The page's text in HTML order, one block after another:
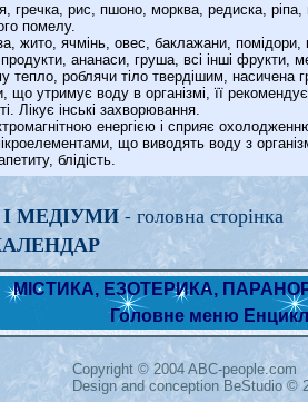
гречка, рис, пшоно, морква, редиска,
помелу.
жито, ячмінь, овес, баклажани, помідори,
ананаси, груша, всі інші фрукти,
тепло, роблячи тіло твердішим, насичена
що утримує воду в організмі, її
Лікує інські захворювання.
енергією і сприяє
що виводять воду з
блідість.
МЕДІУМИ- головна сторінка
МІСТИКА, ЕЗОТЕРИКА,
Головне меню
Copyright © 2004 ABC-people.com
Design and conception BeStudio ©